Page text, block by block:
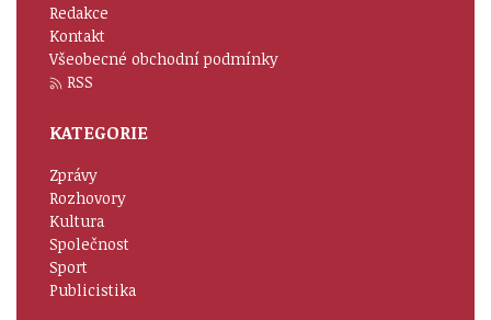
Redakce
Kontakt
Všeobecné obchodní podmínky
RSS
KATEGORIE
Zprávy
Rozhovory
Kultura
Společnost
Sport
Publicistika